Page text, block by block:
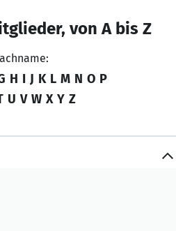
von A bis Z
H I J K L M N O P
U V W X Y Z